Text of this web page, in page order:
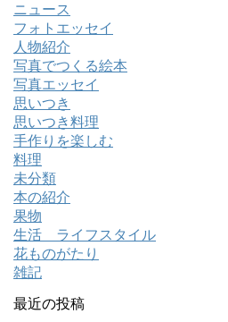
ニュース
フォトエッセイ
人物紹介
写真でつくる絵本
写真エッセイ
思いつき
思いつき料理
手作りを楽しむ
料理
未分類
本の紹介
果物
生活 ライフスタイル
花ものがたり
雑記
最近の投稿